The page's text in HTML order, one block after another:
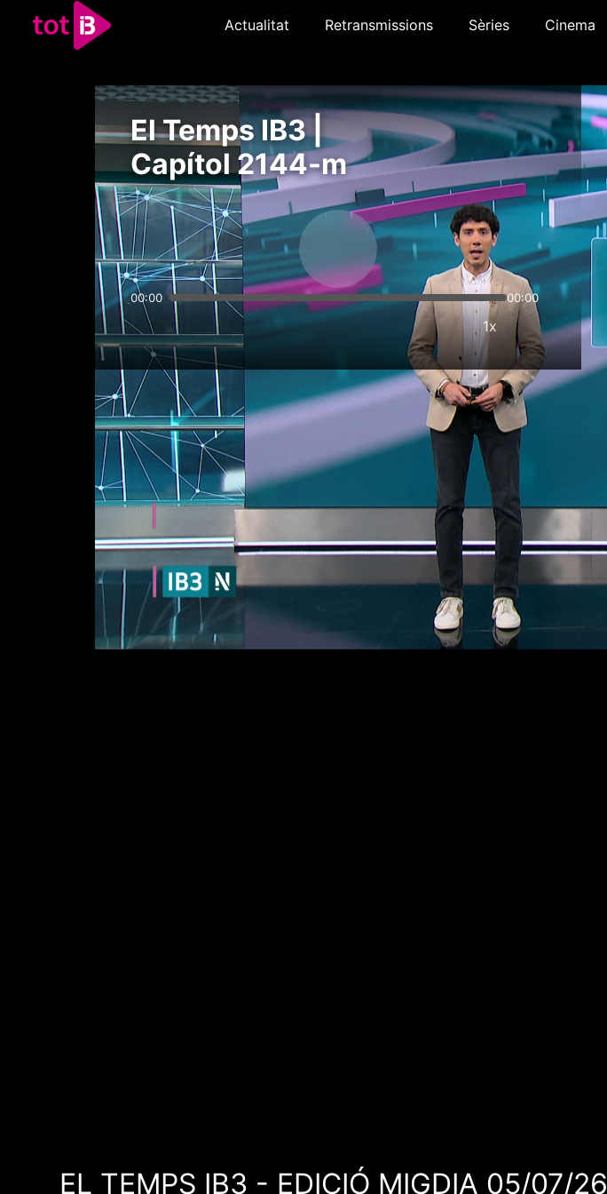
Actualitat Retransmissions Sèries Cinema
El Temps IB3 |
Capítol 2144-m
00:00 00:00
1x
EL TEMPS IB3 - EDICIÓ MIGDIA 05/07/26